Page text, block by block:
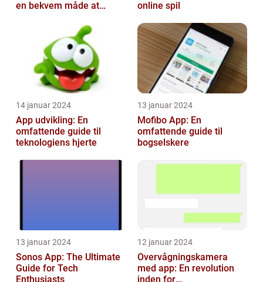
en bekvem måde at
online spil
14 januar 2024
App udvikling: En
omfattende guide til
teknologiens hjerte
13 januar 2024
Mofibo App: En
omfattende guide til
bogselskere
13 januar 2024
Sonos App: The Ultimate
Guide for Tech
Enthusiasts
12 januar 2024
Overvågningskamera
med app: En revolution
inden for